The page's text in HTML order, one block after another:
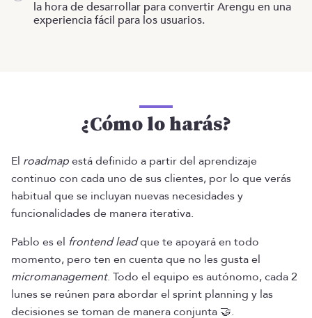
la hora de desarrollar para convertir Arengu en una
experiencia fácil para los usuarios.
¿Cómo lo harás?
El roadmapestá definido a partir del aprendizaje
continuo con cada uno de sus clientes, por lo que verás
habitual que se incluyan nuevas necesidades y
funcionalidades de manera iterativa.
Pablo es el frontend leadque te apoyará en todo
momento, pero ten en cuenta que no les gusta el
micromanagement. Todo el equipo es autónomo, cada 2
lunes se reúnen para abordar el sprint planning y las
decisiones se toman de manera conjunta 🤝.